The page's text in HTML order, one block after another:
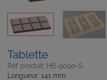
Tablette
Réf produit: HB-9090-S
Longueur: 141 mm